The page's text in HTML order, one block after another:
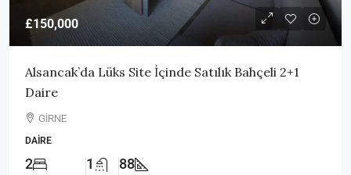
£150,000
Alsancak’da Lüks Site İçinde Satılık Bahçeli 2+1
Daire
GİRNE
DAIRE
2 1 88